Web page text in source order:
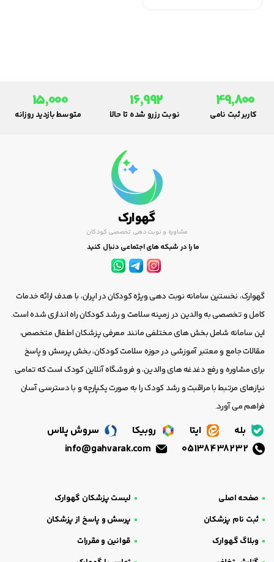
49,800
کاربر ثبت نامی
16,992
نوبت رزرو شده تا حالا
15,000
متوسط بازدید روزانه
گهوارک
مشاوره و نوبت دهی تخصصی کودکان
ما را در شبکه های اجتماعی دنبال کنید
گهوارک، نخستین سامانه نوبت دهی ویژه کودکان در ایران، با هدف ارائه خدمات
کامل و تخصصی به والدین در زمینه سلامت و رشد کودکان راه اندازی شده است.
این سامانه شامل بخش های مختلفی مانند معرفی پزشکان اطفال متخصص،
مقالات جامع و معتبر آموزشی در حوزه سلامت کودکان، بخش پرسش و پاسخ
برای مشاوره و رفع دغدغه های والدین، و فروشگاه آنلاین کودک است که تمامی
نیازهای مرتبط با مراقبت و رشد کودک را به صورت یکپارچه و با دسترسی آسان
فراهم می آورد.
بله ایتا روبیکا
سروش پلاس
صفحه اصلی
لیست پزشکان گهوارک
ثبت نام پزشکان
پرسش و پاسخ از پزشکان
وبلاگ گهوارک
قوانین و مقررات